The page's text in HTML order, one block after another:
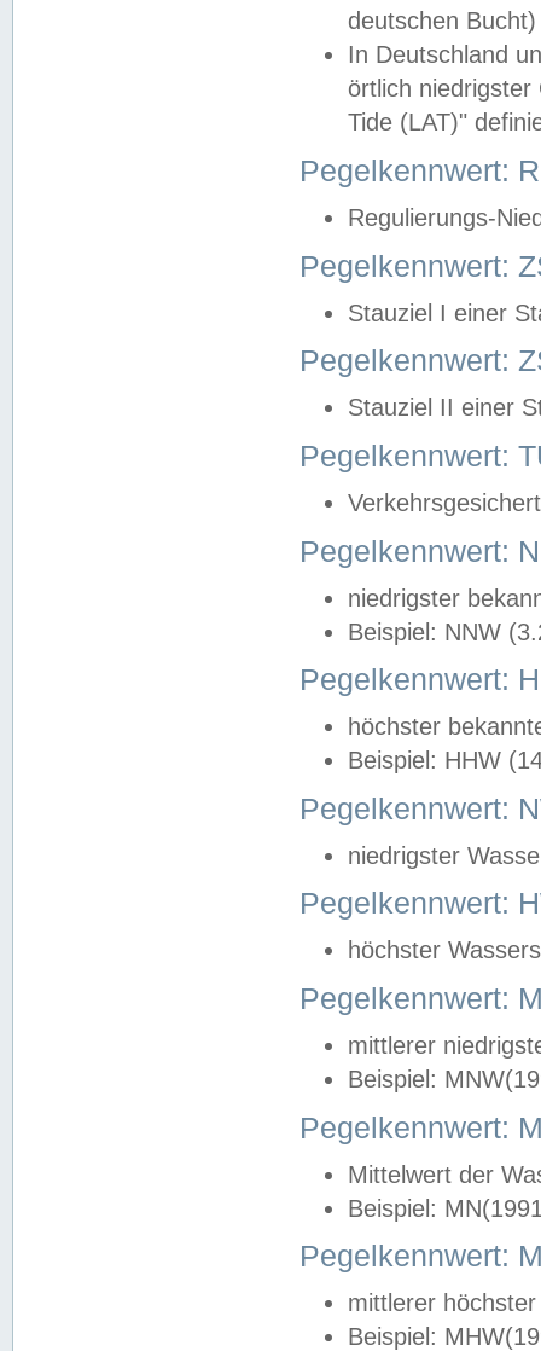
deutschen
In Deutschland
örtlich
Tide (LAT)"
Pegelkennwert:
Regulierungs-
Pegelkennwert:
Stauziel I einer
Pegelkennwert:
Stauziel II einer
Pegelkennwert:
Pegelkennwert:
niedrigster
Beispiel: NNW
Pegelkennwert:
höchster
Beispiel: HHW
Pegelkennwert:
niedrigster
Pegelkennwert:
höchster
Pegelkennwert:
mittlerer
Beispiel:
Pegelkennwert:
Mittelwert der
Beispiel:
Pegelkennwert:
mittlerer
Beispiel: